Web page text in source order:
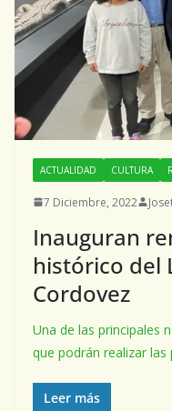
ACTUALIDAD CULTURA
7 Diciembre, 2022
Inauguran
histórico del
Cordovez
Una de las principales
que podrán realizar
Leer más